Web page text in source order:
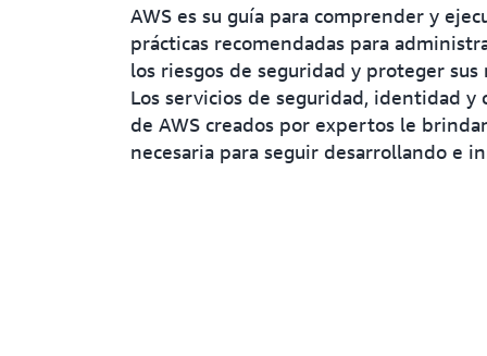
AWS es su guía para comprender y
prácticas recomendadas para
los riesgos de seguridad y proteger sus
Los servicios de seguridad, identidad
de AWS creados por expertos le
necesaria para seguir desarrollando e